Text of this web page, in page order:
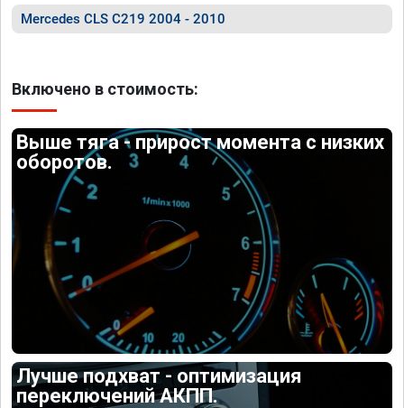
Mercedes CLS C219 2004 - 2010
Включено в стоимость:
Выше тяга - прирост момента с низких
оборотов.
Лучше подхват - оптимизация
переключений АКПП.